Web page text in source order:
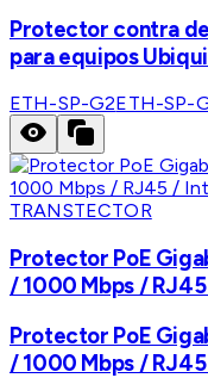
Protector contra
para equipos
ETH-SP-G2ETH-SP-
TRANSTECTOR
Protector PoE
/ 1000 Mbps /
Protector PoE
/ 1000 Mbps /